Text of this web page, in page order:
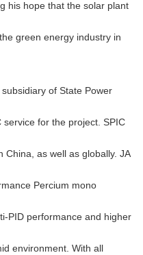
his hope that the solar plant
green energy industry in
of State Power
for the project. SPIC
as well as globally. JA
Percium mono
PID performance and higher
environment. With all